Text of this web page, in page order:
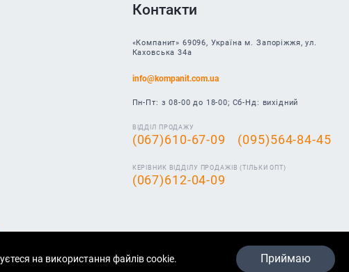
Контакти
«Компанит» 69096, Україна м. Запоріжжя, ул.
Каховська 34а
info@kompanit.com.ua
Пн-Пт: з 08-00 до 18-00; Сб-Нд: вихідний
ВІДДІЛ ПРОДАЖУ
(067)610-67-09 (095)564-84-45
КЕРІВНИК ВІДДІЛУ ПРОДАЖІВ (ТІЛЬКИ ОПТ)
(067)612-04-09
на використання файлів cookie. Приймаю